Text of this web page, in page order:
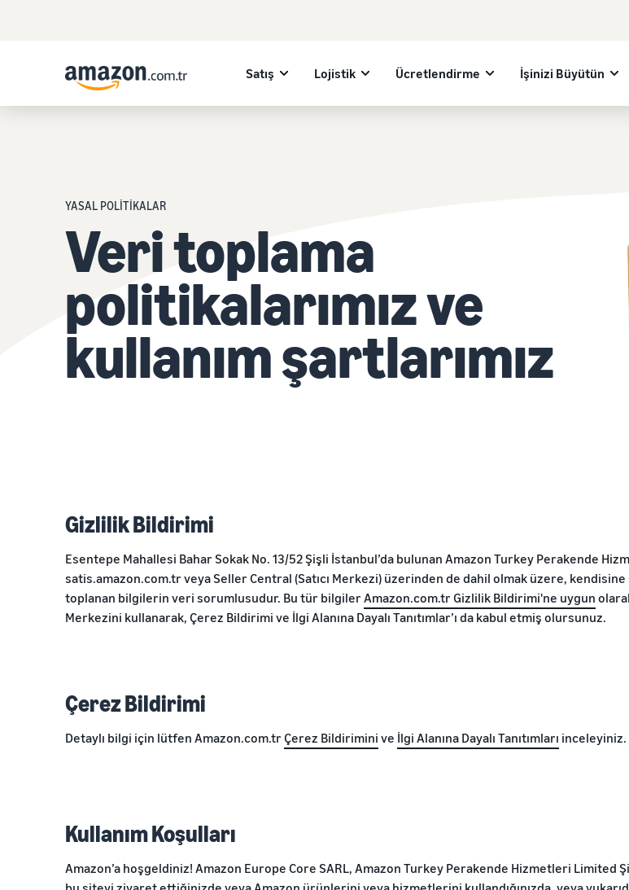
Satış Lojistik Ücretlendirme İşinizi Büyütün
YASAL POLİTİKALAR
Veri toplama
politikalarımız ve
kullanım şartlarımız
Gizlilik Bildirimi
Esentepe Mahallesi Bahar Sokak No. 13/52 Şişli İstanbul’da bulunan Amazon Turkey Perakende
satis.amazon.com.tr veya Seller Central (Satıcı Merkezi) üzerinden de dahil olmak üzere,
toplanan bilgilerin veri sorumlusudur. Bu tür bilgiler Amazon.com.tr Gizlilik Bildirimi'ne uygun
Merkezini kullanarak, Çerez Bildirimi ve İlgi Alanına Dayalı Tanıtımlar’ı da kabul etmiş olursunuz.
Çerez Bildirimi
Detaylı bilgi için lütfen Amazon.com.tr Çerez Bildirimini ve İlgi Alanına Dayalı Tanıtımları inceleyiniz.
Kullanım Koşulları
Amazon’a hoşgeldiniz! Amazon Europe Core SARL, Amazon Turkey Perakende Hizmetleri Limited